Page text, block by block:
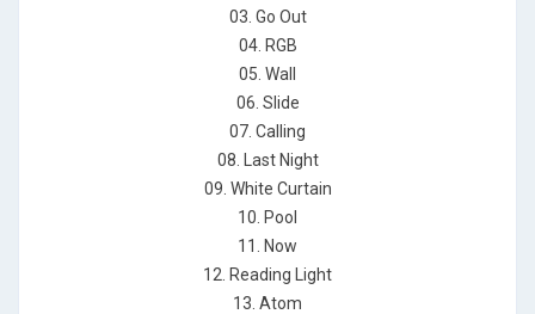
03. Go Out
04. RGB
05. Wall
06. Slide
07. Calling
08. Last Night
09. White Curtain
10. Pool
11. Now
12. Reading Light
13. Atom